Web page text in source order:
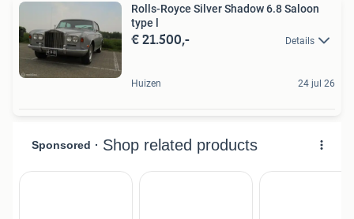
Rolls-Royce Silver Shadow 6.8 Saloon
type l
€ 21.500,- Details
Huizen 24 jul 26